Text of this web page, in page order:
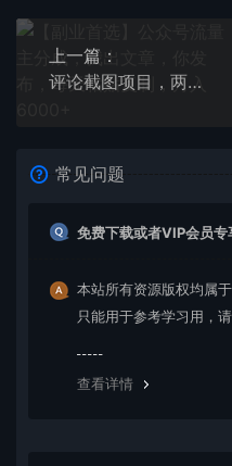
上一篇：
评论截图项目，两分钟一块钱，无上限多劳多得，随时随地可以操作
常见问题
免费下载或者VIP会员专
本站所有资源版权均属
只能用于参考学习用，
查看详情